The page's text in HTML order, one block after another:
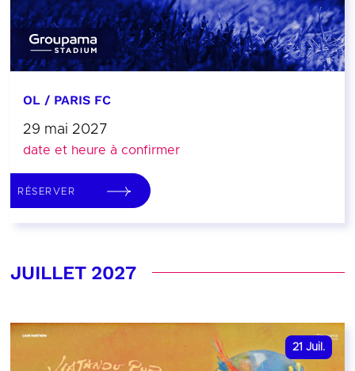
OL / PARIS FC
29 mai 2027
date et heure à confirmer
RÉSERVER
JUILLET 2027
21 Juil.